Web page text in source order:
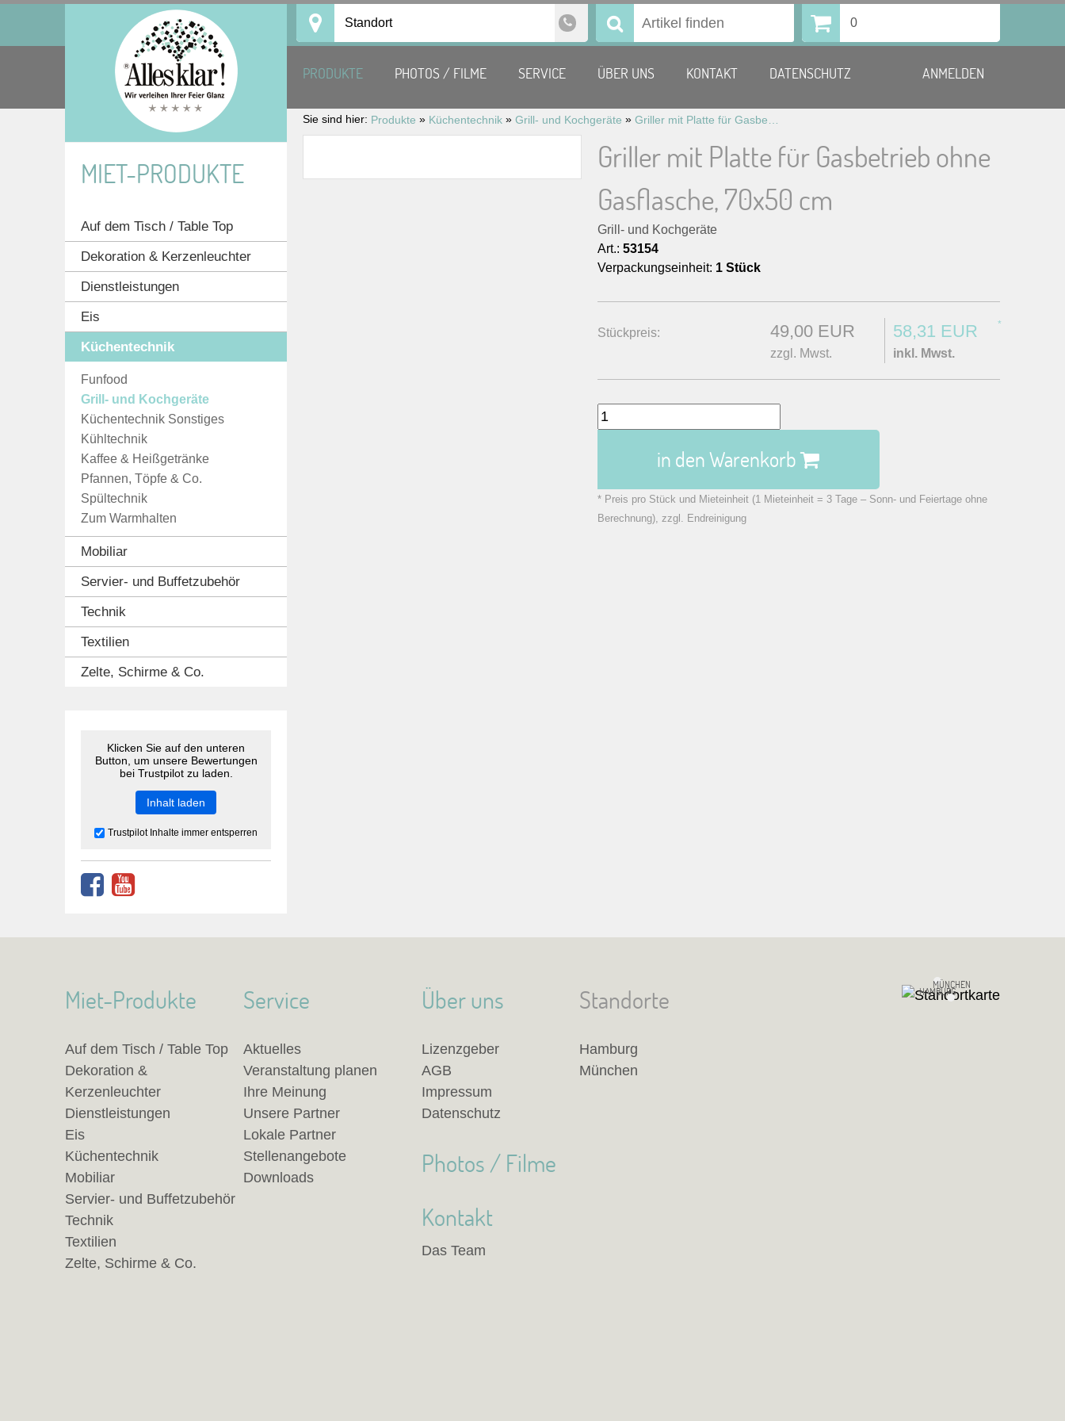
Standort Suchen 0
PRODUKTE PHOTOS / FILME SERVICE ÜBER UNS KONTAKT DATENSCHUTZ ANMELDEN
Sie sind hier: Produkte » Küchentechnik » Grill- und Kochgeräte »
Griller mit Platte für Gasbetrieb ohne
Gasflasche, 70x50 cm
Grill- und Kochgeräte
Art.: 53154
Verpackungseinheit: 1 Stück
Stückpreis: 49,00 EUR
zzgl. Mwst.
58,31 EUR *
inkl. Mwst.
in den Warenkorb
* Preis pro Stück und Mieteinheit (1 Mieteinheit = 3 Tage – Sonn- und Feiertage ohne
Berechnung), zzgl. Endreinigung
MIET-PRODUKTE
Auf dem Tisch / Table Top
Dekoration & Kerzenleuchter
Dienstleistungen
Eis
Küchentechnik
Funfood
Grill- und Kochgeräte
Küchentechnik Sonstiges
Kühltechnik
Kaffee & Heißgetränke
Pfannen, Töpfe & Co.
Spültechnik
Zum Warmhalten
Mobiliar
Servier- und Buffetzubehör
Technik
Textilien
Zelte, Schirme & Co.
Klicken Sie auf den unteren
Button, um unsere Bewertungen
bei Trustpilot zu laden.
Inhalt laden
Trustpilot Inhalte immer entsperren
Standorte
Hamburg
München
HAMBURG
MÜNCHEN
Miet-Produkte
Auf dem Tisch / Table Top
Dekoration &
Kerzenleuchter
Dienstleistungen
Eis
Küchentechnik
Mobiliar
Servier- und Buffetzubehör
Technik
Textilien
Zelte, Schirme & Co.
Service
Aktuelles
Veranstaltung planen
Ihre Meinung
Unsere Partner
Lokale Partner
Stellenangebote
Downloads
Über uns
Lizenzgeber
AGB
Impressum
Datenschutz
Photos / Filme
Kontakt
Das Team